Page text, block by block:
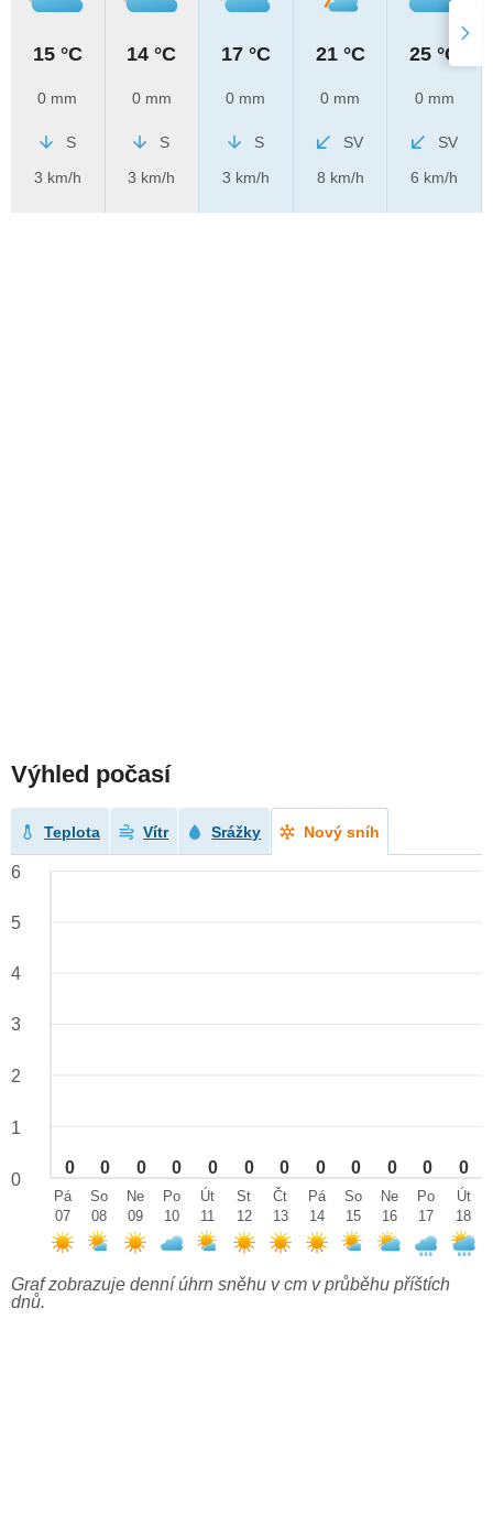
15 °C
0 mm
S
3 km/h
14 °C
0 mm
S
3 km/h
17 °C
0 mm
S
3 km/h
21 °C
0 mm
SV
8 km/h
25 °C
0 mm
SV
6 km/h
Výhled počasí
Teplota Vítr Srážky Nový sníh
0 0 0 0 0 0 0 0 0 0 0 0
6
5
4
3
2
1
0
Pá
07
So
08
Ne
09
Po
10
Út
11
St
12
Čt
13
Pá
14
So
15
Ne
16
Po
17
Út
18
Graf zobrazuje denní úhrn sněhu v cm v průběhu příštích
dnů.